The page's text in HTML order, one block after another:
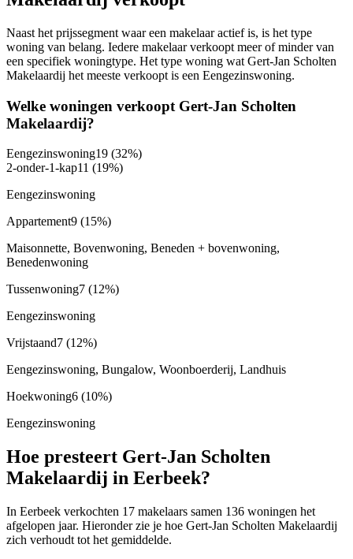
Naast het prijssegment waar een makelaar actief is, is het type
woning van belang. Iedere makelaar verkoopt meer of minder van
een specifiek woningtype. Het type woning wat Gert-Jan Scholten
Makelaardij het meeste verkoopt is een Eengezinswoning.
Welke woningen verkoopt Gert-Jan Scholten
Makelaardij?
Eengezinswoning19 (32%)
2-onder-1-kap11 (19%)
Eengezinswoning
Appartement9 (15%)
Maisonnette, Bovenwoning, Beneden + bovenwoning,
Benedenwoning
Tussenwoning7 (12%)
Eengezinswoning
Vrijstaand7 (12%)
Eengezinswoning, Bungalow, Woonboerderij, Landhuis
Hoekwoning6 (10%)
Eengezinswoning
Hoe presteert Gert-Jan Scholten
Makelaardij in Eerbeek?
In Eerbeek verkochten 17 makelaars samen 136 woningen het
afgelopen jaar. Hieronder zie je hoe Gert-Jan Scholten Makelaardij
zich verhoudt tot het gemiddelde.